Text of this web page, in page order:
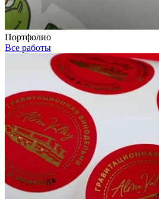
Портфолио
Все работы